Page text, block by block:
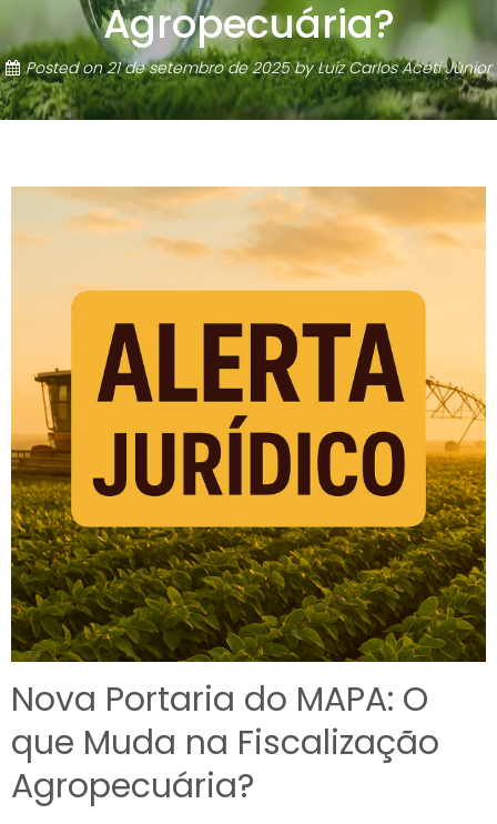
Agropecuária?
Posted on21 de setembro de 2025byLuiz Carlos Aceti Júnior
Nova Portaria do MAPA: O
que Muda na Fiscalização
Agropecuária?